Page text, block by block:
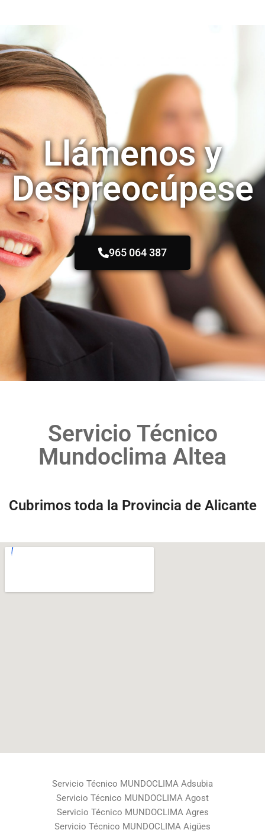
Llámenos y
Despreocúpese
965 064 387
Servicio Técnico
Mundoclima Altea
Cubrimos toda la Provincia de Alicante
Servicio Técnico MUNDOCLIMA Adsubia
Servicio Técnico MUNDOCLIMA Agost
Servicio Técnico MUNDOCLIMA Agres
Servicio Técnico MUNDOCLIMA Aigües